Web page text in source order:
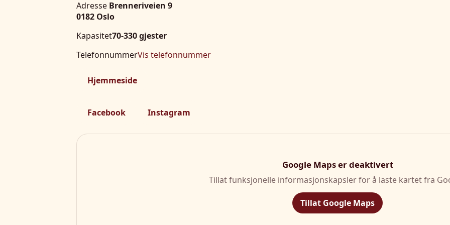
Adresse Brenneriveien 9
0182 Oslo
Kapasitet70-330 gjester
TelefonnummerVis telefonnummer
Hjemmeside
Facebook Instagram
Google Maps er deaktivert
Tillat funksjonelle informasjonskapsler for å laste kartet fra
Tillat Google Maps